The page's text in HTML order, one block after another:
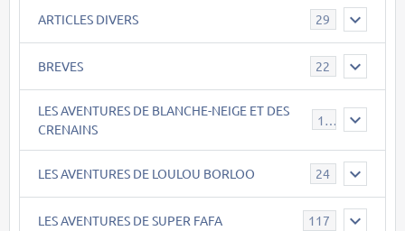
ARTICLES DIVERS 29
BREVES 22
LES AVENTURES DE BLANCHE-NEIGE ET DES
CRENAINS
17
LES AVENTURES DE LOULOU BORLOO 24
LES AVENTURES DE SUPER FAFA 117